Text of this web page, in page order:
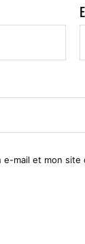
e-mail et mon